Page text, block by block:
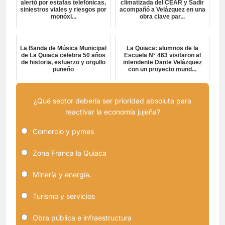
alertó por estafas telefónicas,
siniestros viales y riesgos por
monóxi...
climatizada del CEAR y Sadir
acompañó a Velázquez en una
obra clave par...
La Banda de Música Municipal
de La Quiaca celebra 50 años
de historia, esfuerzo y orgullo
puneño
La Quiaca: alumnos de la
Escuela N° 463 visitaron al
intendente Dante Velázquez
con un proyecto mund...
¿Qué sector debería ser prioridad absoluta para
reactivar la economía jujeña?
Comercio y pymes
Zona Franca la Quiaca
Minería y energía.
Turismo y servicios
Obra pública e infraestructura